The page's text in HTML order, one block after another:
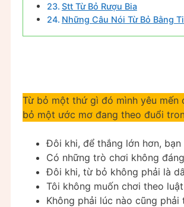
Stt Từ Bỏ Rượu Bia
Những Câu Nói Từ Bỏ Bằng
Từ bỏ một thứ gì đó mình yêu mến
bỏ một ước mơ đang theo đuổi
Đôi khi, để thắng lớn hơn,
Có những trò chơi không
Đôi khi, từ bỏ không phải là
Tôi không muốn chơi theo
Không phải lúc nào cũng